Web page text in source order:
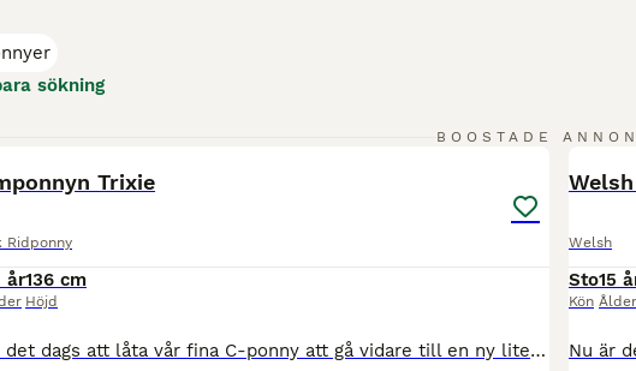
sökning
BOOSTADE
Trixie
Ridponny
år136 cm
Höjd
Nu är det dags att låta vår fina C-ponny att gå vidare till en ny liten ryttare. Egen uppfödning, 7:e generationen. Alla avkommor från denna blodslinjen har blivit fantastisk fina ponnyer med bla SM i hoppning, SM vinnare i fälttävlan mm. Trixie är tävlad i hoppning, dressyr och fälttävlan med fina resultat. Lätt att rida. Lydig. Mycket miljötränad, agillity, terräng träna
Welsh
Sto
Kön
15
Ålder